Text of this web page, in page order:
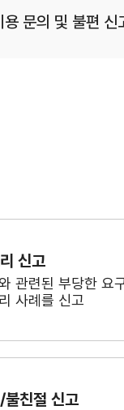
문의 및 불편
신고
관련된 부당한 요
사례를 신고
불친절 신고